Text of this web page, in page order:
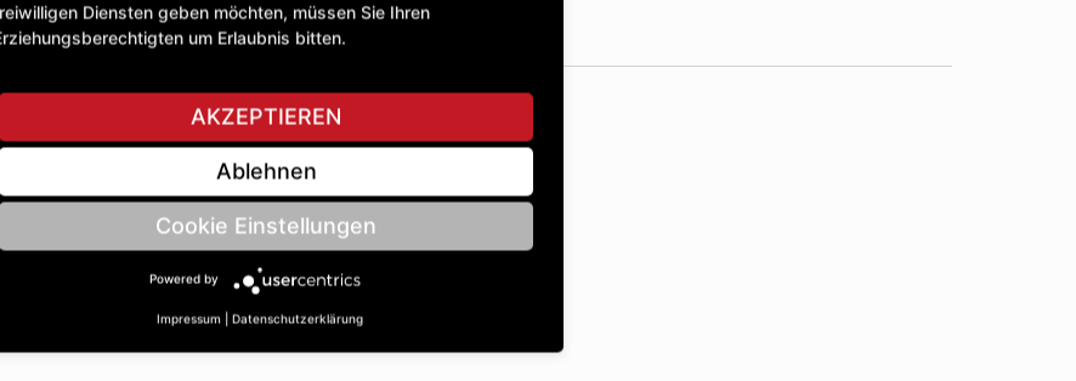
B: 35 | Länge C:
Diensten geben möchten, müssen Sie Ihren
um Erlaubnis bitten.
AKZEPTIEREN
Ablehnen
Cookie Einstellungen
Powered by
Impressum | Datenschutzerklärung